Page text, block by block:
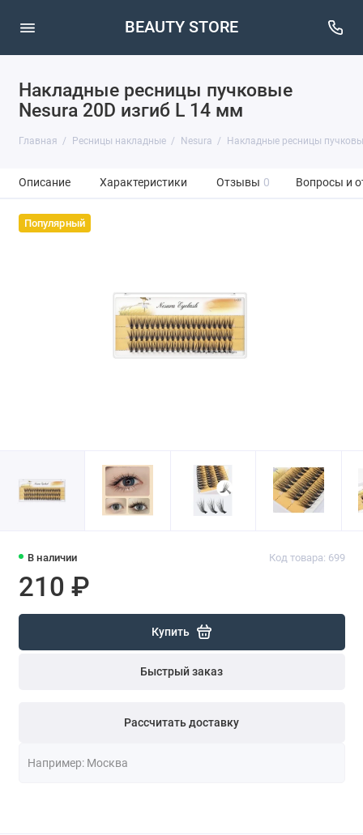
BEAUTY STORE
Накладные ресницы пучковые
Nesura 20D изгиб L 14 мм
Главная Ресницы накладные Nesura Накладные ресницы
Описание Характеристики Отзывы 0 Вопросы и
Популярный
В наличии Код товара: 699
210 ₽
Купить
Быстрый заказ
Рассчитать доставку